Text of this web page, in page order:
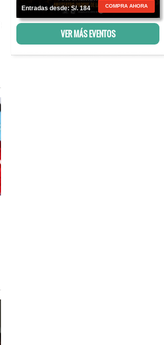
Entradas desde: S/. 184 COMPRA AHORA
VER MÁS EVENTOS